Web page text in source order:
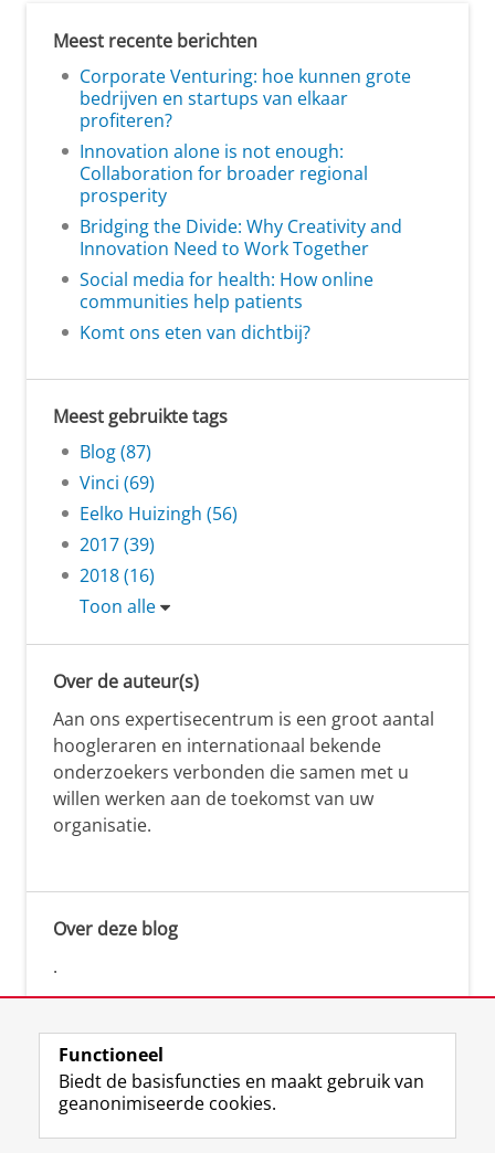
Meest recente berichten
Corporate Venturing: hoe kunnen grote
bedrijven en startups van elkaar
profiteren?
Innovation alone is not enough:
Collaboration for broader regional
prosperity
Bridging the Divide: Why Creativity and
Innovation Need to Work Together
Social media for health: How online
communities help patients
Komt ons eten van dichtbij?
Meest gebruikte tags
Blog (87)
Vinci (69)
Eelko Huizingh (56)
2017 (39)
2018 (16)
Toon alle
Over de auteur(s)
Aan ons expertisecentrum is een groot aantal
hoogleraren en internationaal bekende
onderzoekers verbonden die samen met u
willen werken aan de toekomst van uw
organisatie.
Over deze blog
.
Volg de RUG
F
L
R I
Y
Functioneel
Biedt de basisfuncties en maakt gebruik van
geanonimiseerde cookies.